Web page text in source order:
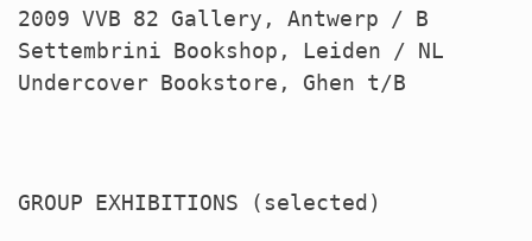
2009 VVB 82 Gallery, Antwerp / B
Settembrini Bookshop, Leiden / NL
Undercover Bookstore, Ghen t/B
GROUP EXHIBITIONS (selected)